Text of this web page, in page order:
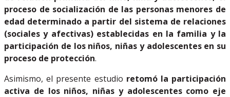
proceso de socialización de las personas menores de
edad determinado a partir del sistema de relaciones
(sociales y afectivas) establecidas en la familia y la
participación de los niños, niñas y adolescentes en su
proceso de protección.
Asimismo, el presente estudio retomó la participación
activa de los niños, niñas y adolescentes como eje